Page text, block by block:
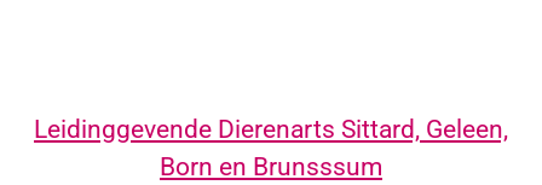
Leidinggevende Dierenarts Sittard, Geleen,
Born en Brunsssum